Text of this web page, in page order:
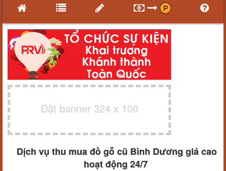
Đặt banner 324 x 100
Dịch vụ thu mua đồ gỗ cũ Bình Dương giá cao
hoạt động 24/7